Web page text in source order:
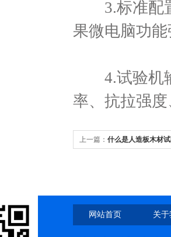
3.标准配置
果微电脑功
4.试验机输
率、抗拉强
上一篇： 什么是人造板木材
网站首页 关